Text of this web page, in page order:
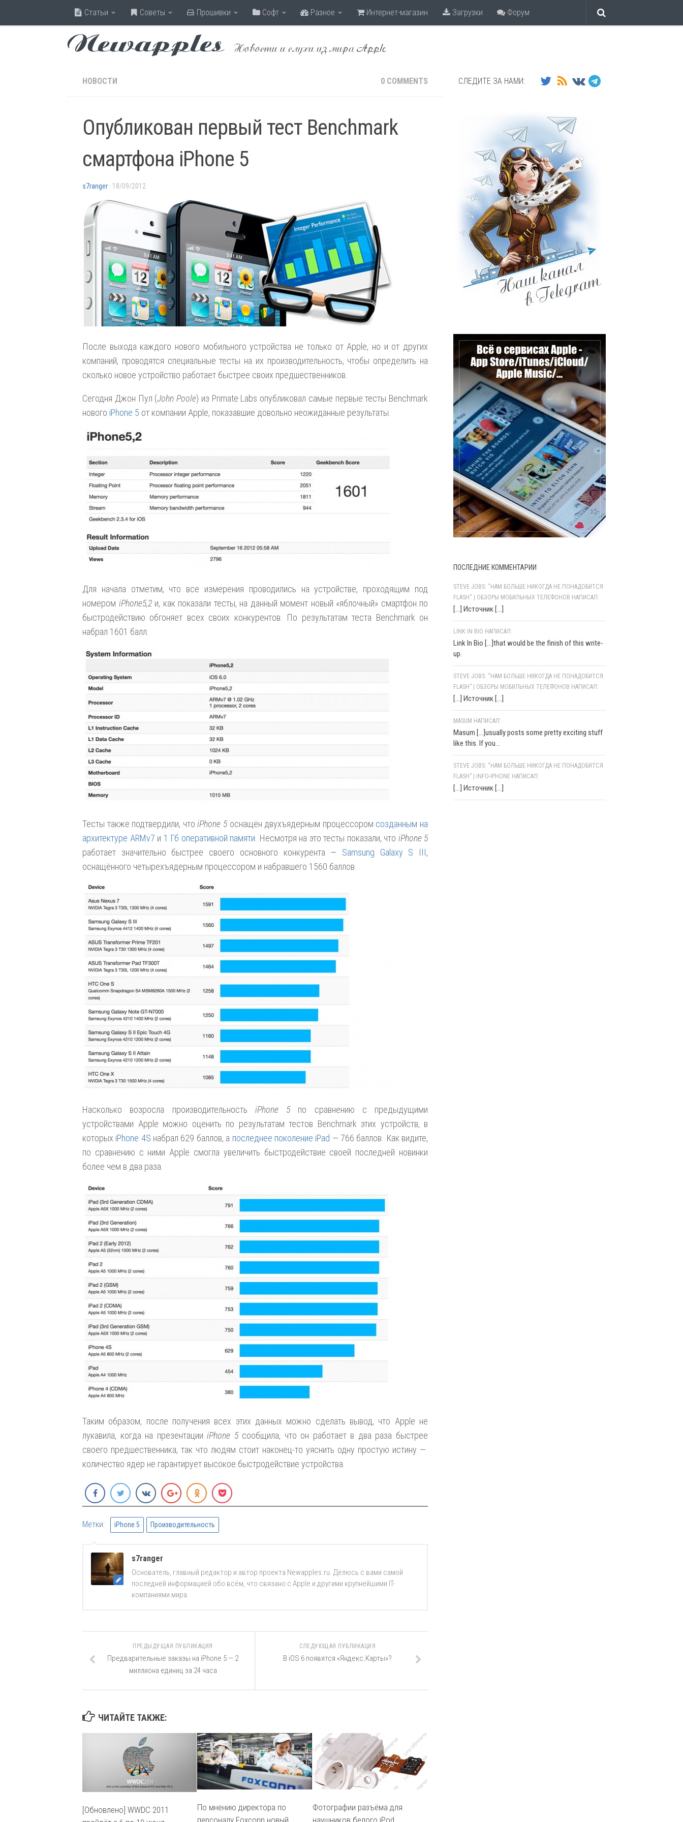
Статьи Советы Прошивки Софт Разное Интернет-магазин Загрузки Форум
Newapples Новости и слухи из мира Apple
НОВОСТИ 0 COMMENTS
Опубликован первый тест Benchmark
смартфона iPhone 5
s7ranger · 18/09/2012
После выхода каждого нового мобильного устройства не только от Apple, но и от других
компаний, проводятся специальные тесты на их производительность, чтобы определить на
сколько новое устройство работает быстрее своих предшественников.
Сегодня Джон Пул (John Poole) из Primate Labs опубликовал самые первые тесты Benchmark
нового iPhone 5 от компании Apple, показавшие довольно неожиданные результаты.
Для начала отметим, что все измерения проводились на устройстве, проходящим под
номером iPhone5,2и, как показали тесты, на данный момент новый «яблочный» смартфон по
быстродействию обгоняет всех своих конкурентов. По результатам теста Benchmark он
набрал 1601 балл.
Тесты также подтвердили, чтоiPhone 5оснащён двухъядерным процессором созданным на
архитектуре ARMv7 и 1 Гб оперативной памяти . Несмотря на это тесты показали, что iPhone 5
работает значительно быстрее своего основного конкурента — Samsung Galaxy S III,
оснащённого четырехъядерным процессором и набравшего 1560 баллов.
Насколько возросла производительность iPhone 5по сравнению с предыдущими
устройствами Apple можно оценить по результатам тестов Benchmark этих устройств, в
которых iPhone 4S набрал 629 баллов, а последнее поколение iPad — 766 баллов. Как видите,
по сравнению с ними Apple смогла увеличить быстродействие своей последней новинки
более чем в два раза.
Таким образом, после получения всех этих данных можно сделать вывод, что Apple не
лукавила, когда на презентацииiPhone 5сообщила, что он работает в два раза быстрее
своего предшественника, так что людям стоит наконец-то уяснить одну простую истину —
количество ядер не гарантирует высокое быстродействие устройства.
Метки: iPhone 5 Производительность
s7ranger
Основатель, главный редактор и автор проекта Newapples.ru. Делюсь с вами самой
последней информацией обо всём, что связано с Apple и другими крупнейшими IT-
компаниями мира.
СЛЕДУЮЩАЯ ПУБЛИКАЦИЯ
В iOS 6 появятся «Яндекс.Карты»?
ПРЕДЫДУЩАЯ ПУБЛИКАЦИЯ
Предварительные заказы на iPhone 5 — 2
миллиона единиц за 24 часа
ЧИТАЙТЕ ТАКЖЕ:
[Обновлено] WWDC 2011
По мнению директора по
персоналу Foxconn новый
Фотографии разъёма для
наушников белого iPod
СЛЕДИТЕ ЗА НАМИ:
ПОСЛЕДНИЕ КОММЕНТАРИИ
STEVE JOBS: "НАМ БОЛЬШЕ НИКОГДА НЕ ПОНАДОБИТСЯ
FLASH" | ОБЗОРЫ МОБИЛЬНЫХ ТЕЛЕФОНОВ НАПИСАЛ:
[…] Источник […]
LINK IN BIO НАПИСАЛ:
Link In Bio [...]that would be the finish of this write-
up.
STEVE JOBS: “НАМ БОЛЬШЕ НИКОГДА НЕ ПОНАДОБИТСЯ
FLASH” | ОБЗОРЫ МОБИЛЬНЫХ ТЕЛЕФОНОВ НАПИСАЛ:
[…] Источник […]
MASUM НАПИСАЛ:
Masum [...]usually posts some pretty exciting stuff
like this. If you...
STEVE JOBS: “НАМ БОЛЬШЕ НИКОГДА НЕ ПОНАДОБИТСЯ
FLASH” | INFO-IPHONE НАПИСАЛ:
[…] Источник […]